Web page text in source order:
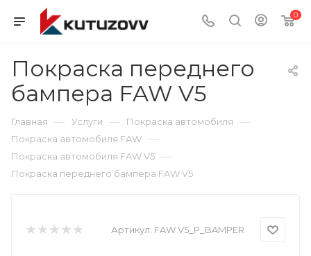
0
Покраска переднего
бампера FAW V5
Главная — Услуги — Покраска автомобиля —
Покраска автомобиля FAW —
Покраска автомобиля FAW V5 —
Покраска переднего бампера FAW V5
Артикул: FAW V5_P_BAMPER